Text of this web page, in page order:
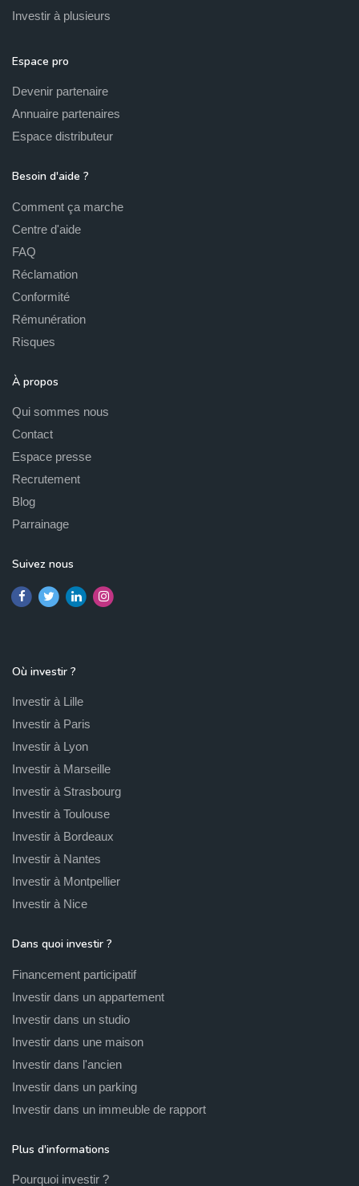
Investir à plusieurs
Espace pro
Devenir partenaire
Annuaire partenaires
Espace distributeur
Besoin d'aide ?
Comment ça marche
Centre d'aide
FAQ
Réclamation
Conformité
Rémunération
Risques
À propos
Qui sommes nous
Contact
Espace presse
Recrutement
Blog
Parrainage
Suivez nous
Où investir ?
Investir à Lille
Investir à Paris
Investir à Lyon
Investir à Marseille
Investir à Strasbourg
Investir à Toulouse
Investir à Bordeaux
Investir à Nantes
Investir à Montpellier
Investir à Nice
Dans quoi investir ?
Financement participatif
Investir dans un appartement
Investir dans un studio
Investir dans une maison
Investir dans l'ancien
Investir dans un parking
Investir dans un immeuble de rapport
Plus d'informations
Pourquoi investir ?